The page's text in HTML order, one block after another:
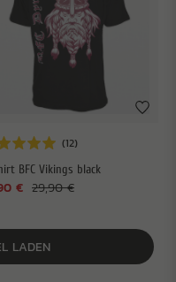
BFC Vikings black
29,90 €
€
LADEN